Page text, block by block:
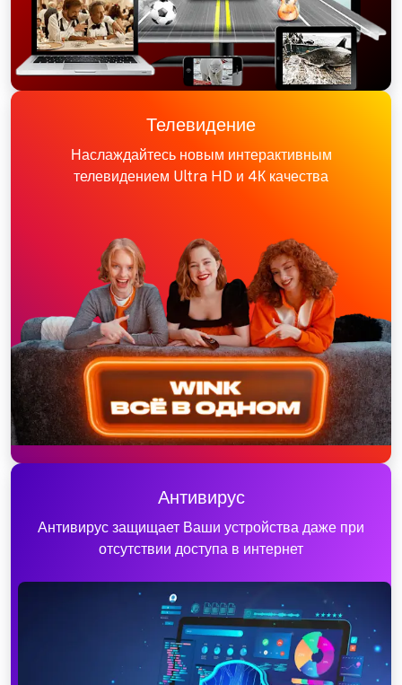
Телевидение
Наслаждайтесь новым интерактивным
телевидением Ultra HD и 4К качества
Антивирус
Антивирус защищает Ваши устройства даже при
отсутствии доступа в интернет